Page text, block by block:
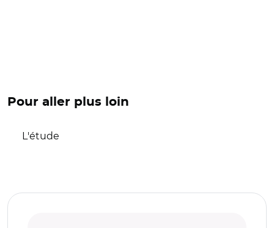
Pour aller plus loin
L'étude